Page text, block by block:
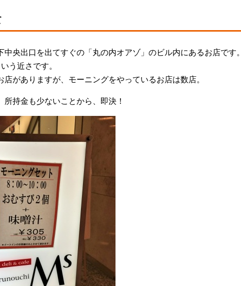
中央出口を出てすぐの「丸の内オアゾ」のビル内にあるお店です。
う近さです。
店がありますが、モーニングをやっているお店は数店。
所持金も少ないことから、即決！